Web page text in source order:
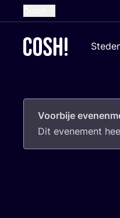
French
German
Croatian
Voorbije
Dit eve­ne­ment